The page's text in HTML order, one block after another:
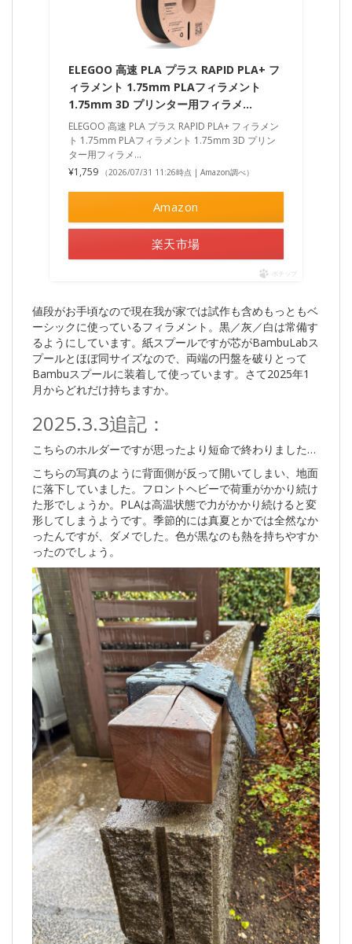
ELEGOO 高速 PLA プラス RAPID PLA+ フ
ィラメント 1.75mm PLAフィラメント
1.75mm 3D プリンター用フィラメ…
ELEGOO 高速 PLA プラス RAPID PLA+ フィラメン
ト 1.75mm PLAフィラメント 1.75mm 3D プリン
ター用フィラメ…
¥1,759
（2026/07/31 11:26時点 | Amazon調べ）
Amazon
楽天市場
ポチップ
値段がお手頃なので現在我が家では試作も含めもっともベ
ーシックに使っているフィラメント。黒／灰／白は常備す
るようにしています。紙スプールですが芯がBambuLabス
プールとほぼ同サイズなので、両端の円盤を破りとって
Bambuスプールに装着して使っています。さて2025年1
月からどれだけ持ちますか。
2025.3.3追記：
こちらのホルダーですが思ったより短命で終わりました…
こちらの写真のように背面側が反って開いてしまい、地面
に落下していました。フロントヘビーで荷重がかかり続け
た形でしょうか。PLAは高温状態で力がかかり続けると変
形してしまうようです。季節的には真夏とかでは全然なか
ったんですが、ダメでした。色が黒なのも熱を持ちやすか
ったのでしょう。